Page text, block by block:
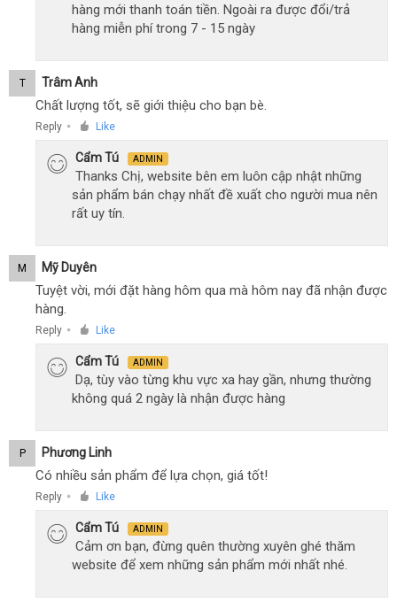
hàng mới thanh toán tiền. Ngoài ra được đổi/trả
hàng miễn phí trong 7 - 15 ngày
T Trâm Anh
Chất lượng tốt, sẽ giới thiệu cho bạn bè.
Reply ● Like
Cẩm Tú ADMIN
Thanks Chị, website bên em luôn cập nhật những
sản phẩm bán chạy nhất đề xuất cho người mua nên
rất uy tín.
M Mỹ Duyên
Tuyệt vời, mới đặt hàng hôm qua mà hôm nay đã nhận được
hàng.
Reply ● Like
Cẩm Tú ADMIN
Dạ, tùy vào từng khu vực xa hay gần, nhưng thường
không quá 2 ngày là nhận được hàng
P Phương Linh
Có nhiều sản phẩm để lựa chọn, giá tốt!
Reply ● Like
Cẩm Tú ADMIN
Cảm ơn bạn, đừng quên thường xuyên ghé thăm
website để xem những sản phẩm mới nhất nhé.